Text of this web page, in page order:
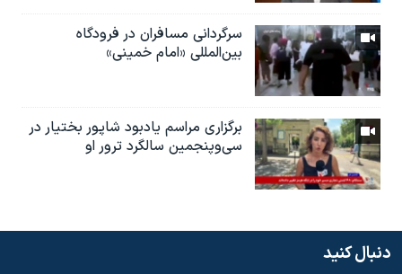
سرگردانی مسافران در فرودگاه
بین‌المللی «امام خمینی»
برگزاری مراسم یادبود شاپور بختیار در
سی‌وپنجمین سالگرد ترور او
دنبال کنید